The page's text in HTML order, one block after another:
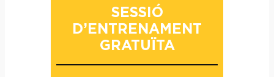
SESSIÓ
D’ENTRENAMENT
GRATUÏTA